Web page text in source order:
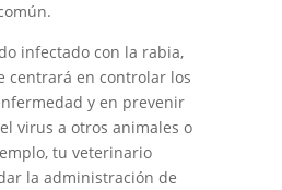
infectado con la rabia,
centrará en controlar los
y en prevenir
virus a otros animales o
tu veterinario
la administración de